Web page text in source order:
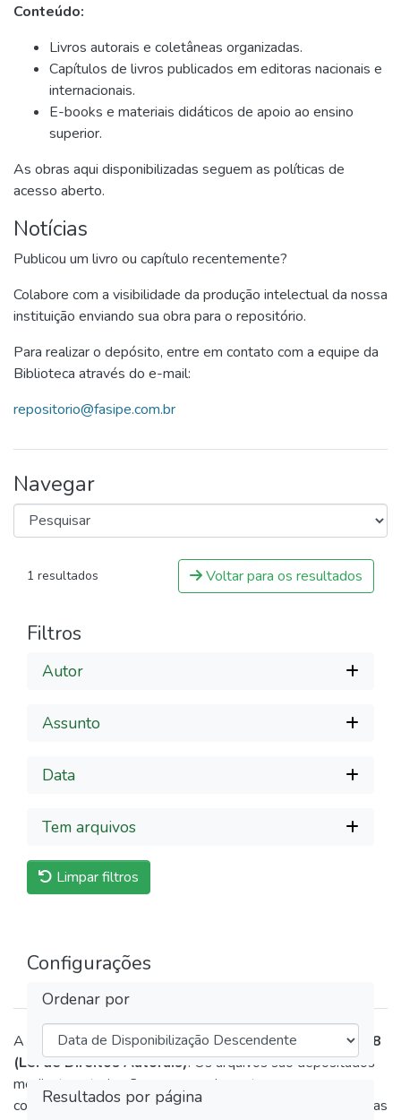
Conteúdo:
Livros autorais e coletâneas organizadas.
Capítulos de livros publicados em editoras nacionais e
internacionais.
E-books e materiais didáticos de apoio ao ensino
superior.
As obras aqui disponibilizadas seguem as políticas de
acesso aberto.
Notícias
Publicou um livro ou capítulo recentemente?
Colabore com a visibilidade da produção intelectual da nossa
instituição enviando sua obra para o repositório.
Para realizar o depósito, entre em contato com a equipe da
Biblioteca através do e-mail:
repositorio@fasipe.com.br
Navegar
1 resultados Voltar para os resultados
Filtros
Autor
Assunto
Data
Tem arquivos
Limpar filtros
Configurações
Ordenar por
Resultados por página
A disponibilização destas obras respeita aLei nº 9.610/98
(Lei de Direitos Autorais). Os arquivos são depositados
mediante autorização expressa dos autores ou em
conformidade com as políticas de arquivamento das editoras